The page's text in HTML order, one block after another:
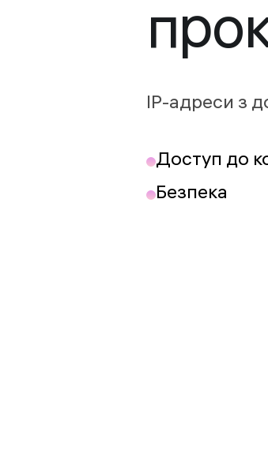
IP-адреси з
Доступ до
Безпека